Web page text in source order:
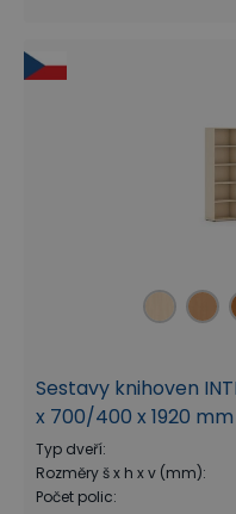
Sestavy knihoven
x 700/400 x 1920 mm
Typ dveří:
Rozměry š x h x v (mm):
Počet polic: